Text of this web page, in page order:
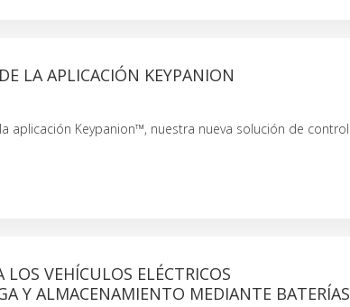
LA APLICACIÓN KEYPANION
aplicación Keypanion™, nuestra nueva solución de control
VEHÍCULOS ELÉCTRICOS
Y ALMACENAMIENTO MEDIANTE BATERÍAS